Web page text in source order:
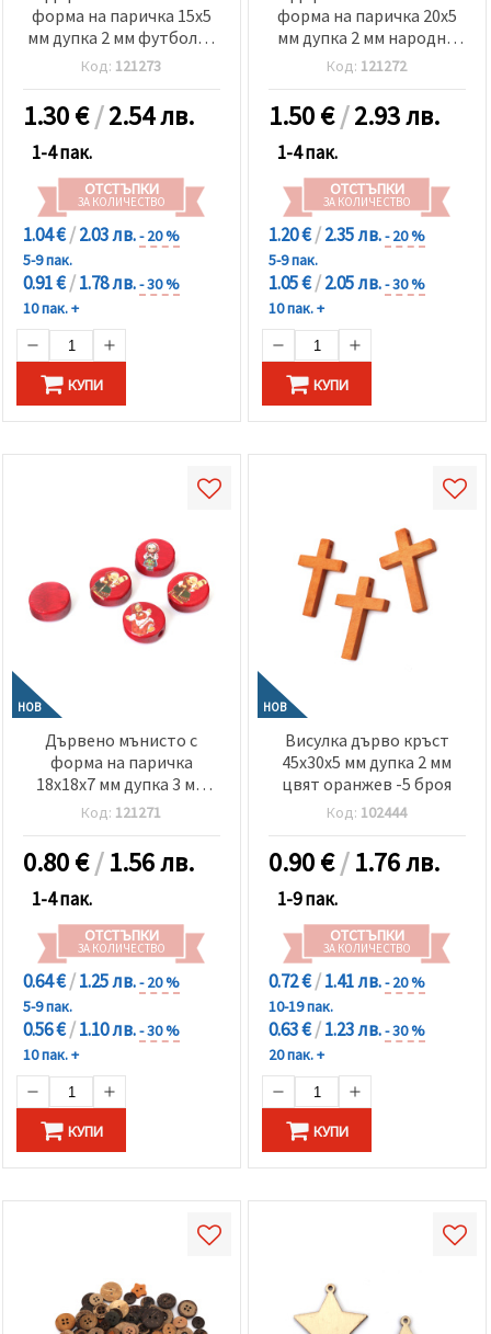
форма на паричка 15x5
мм дупка 2 мм футболна
топка -10 броя
Код: 121273
1.30€/2.54 лв.
1-4 пак.
ОТСТЪПКИ
ЗА КОЛИЧЕСТВО
1.04 €/2.03 лв.- 20 %
5-9 пак.
0.91 €/1.78 лв.- 30 %
10 пак. +
КУПИ
форма на паричка 20x5
мм дупка 2 мм народни
танцьори МИКС -10 броя
Код: 121272
1.50€/2.93 лв.
1-4 пак.
ОТСТЪПКИ
ЗА КОЛИЧЕСТВО
1.20 €/2.35 лв.- 20 %
5-9 пак.
1.05 €/2.05 лв.- 30 %
10 пак. +
КУПИ
НОВ
Дървено мънисто с
форма на паричка
18x18x7 мм дупка 3 мм
МИКС Баба Марта цвят
Код: 121271
0.80€/1.56 лв.
1-4 пак.
ОТСТЪПКИ
ЗА КОЛИЧЕСТВО
0.64 €/1.25 лв.- 20 %
5-9 пак.
0.56 €/1.10 лв.- 30 %
10 пак. +
КУПИ
НОВ
Висулка дърво кръст
45x30x5 мм дупка 2 мм
цвят оранжев -5 броя
Код: 102444
0.90€/1.76 лв.
1-9 пак.
ОТСТЪПКИ
ЗА КОЛИЧЕСТВО
0.72 €/1.41 лв.- 20 %
10-19 пак.
0.63 €/1.23 лв.- 30 %
20 пак. +
КУПИ